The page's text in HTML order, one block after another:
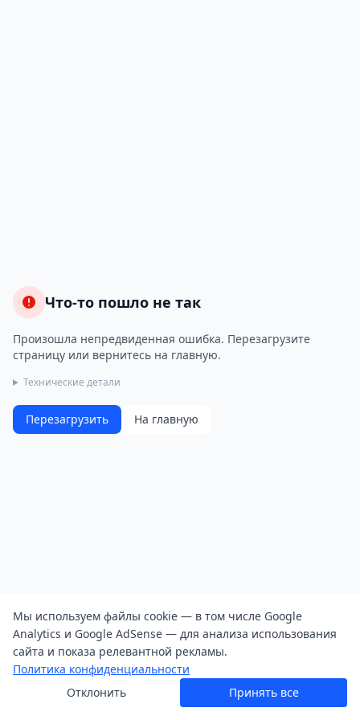
Что-то пошло не так
Произошла непредвиденная ошибка. Перезагрузите
страницу или вернитесь на главную.
Технические детали
Перезагрузить На главную
Мы используем файлы cookie — в том числе Google
Analytics и Google AdSense — для анализа использования
сайта и показа релевантной рекламы.
Политика конфиденциальности
Отклонить
Принять все